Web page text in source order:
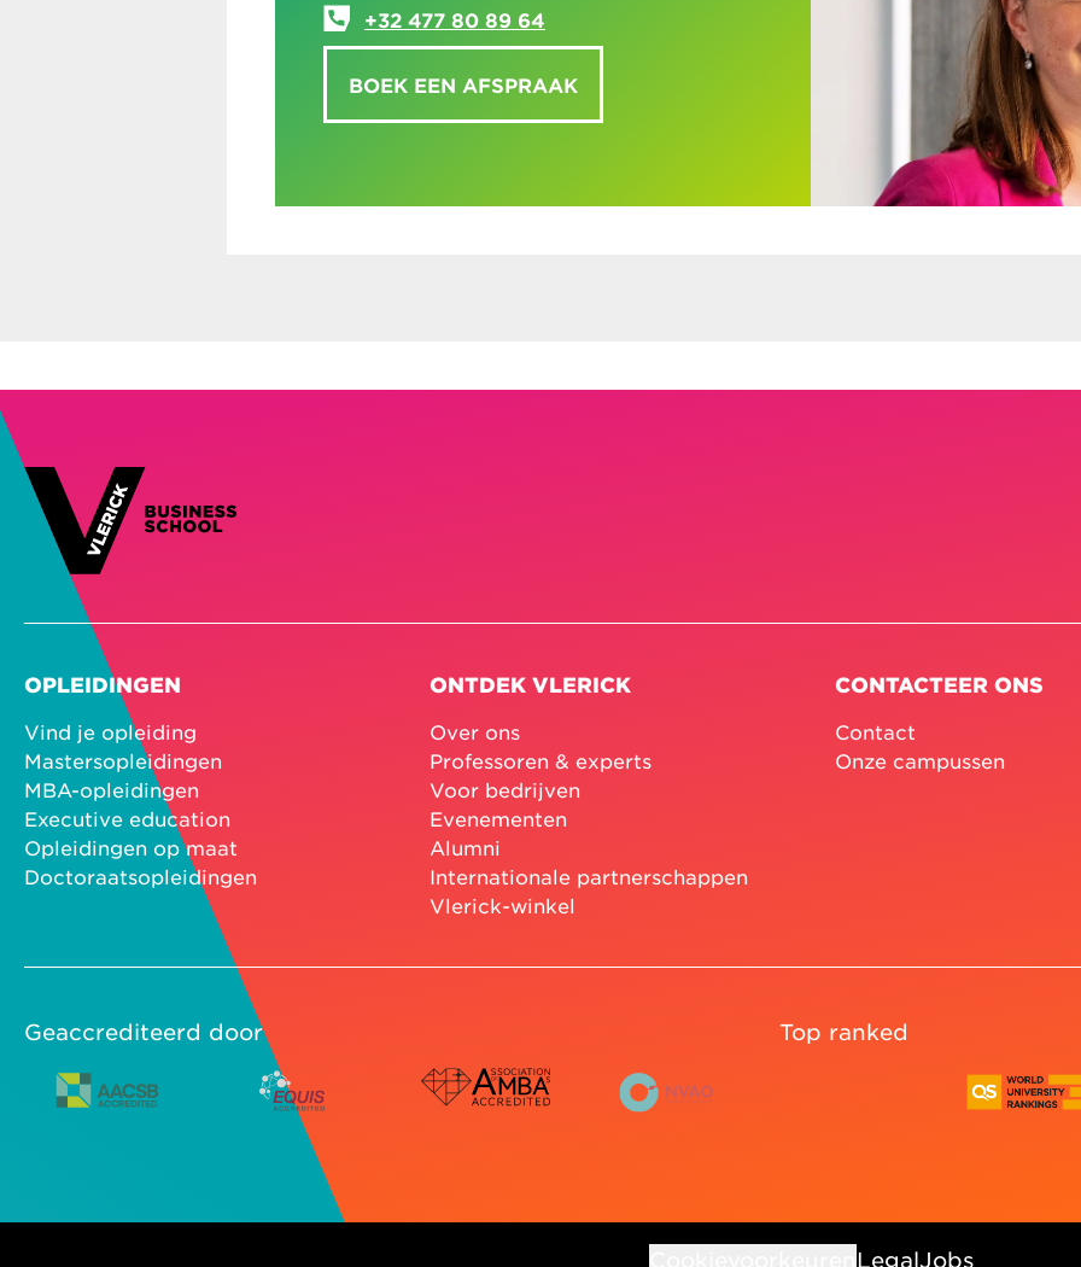
+32 477 80 89 64
BOEK EEN AFSPRAAK
OPLEIDINGEN
Vind je opleiding
Mastersopleidingen
MBA-opleidingen
Executive education
Opleidingen op maat
Doctoraatsopleidingen
ONTDEK VLERICK
Over ons
Professoren & experts
Voor bedrijven
Evenementen
Alumni
Internationale partnerschappen
Vlerick-winkel
CONTACTEER ONS
Contact
Onze campussen
Geaccrediteerd door Top ranked
LegalJobs